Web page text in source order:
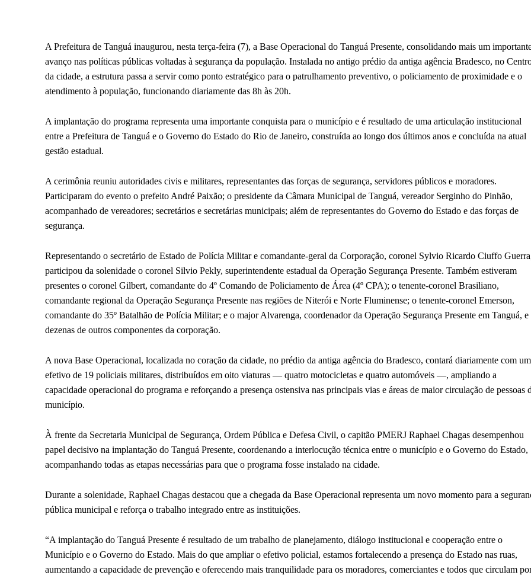
A Prefeitura de Tanguá inaugurou, nesta terça-feira (7), a Base Operacional do Tanguá Presente, consolidando mais um
avanço nas políticas públicas voltadas à segurança da população. Instalada no antigo prédio da antiga agência Bradesco, no
da cidade, a estrutura passa a servir como ponto estratégico para o patrulhamento preventivo, o policiamento de proximidade e o
atendimento à população, funcionando diariamente das 8h às 20h.
A implantação do programa representa uma importante conquista para o município e é resultado de uma articulação institucional
entre a Prefeitura de Tanguá e o Governo do Estado do Rio de Janeiro, construída ao longo dos últimos anos e concluída na atual
gestão estadual.
A cerimônia reuniu autoridades civis e militares, representantes das forças de segurança, servidores públicos e moradores.
Participaram do evento o prefeito André Paixão; o presidente da Câmara Municipal de Tanguá, vereador Serginho do Pinhão,
acompanhado de vereadores; secretários e secretárias municipais; além de representantes do Governo do Estado e das forças de
segurança.
Representando o secretário de Estado de Polícia Militar e comandante-geral da Corporação, coronel Sylvio Ricardo Ciuffo
participou da solenidade o coronel Silvio Pekly, superintendente estadual da Operação Segurança Presente. Também estiveram
presentes o coronel Gilbert, comandante do 4º Comando de Policiamento de Área (4º CPA); o tenente-coronel Brasiliano,
comandante regional da Operação Segurança Presente nas regiões de Niterói e Norte Fluminense; o tenente-coronel Emerson,
comandante do 35º Batalhão de Polícia Militar; e o major Alvarenga, coordenador da Operação Segurança Presente em Tanguá, e
dezenas de outros componentes da corporação.
A nova Base Operacional, localizada no coração da cidade, no prédio da antiga agência do Bradesco, contará diariamente com um
efetivo de 19 policiais militares, distribuídos em oito viaturas — quatro motocicletas e quatro automóveis —, ampliando a
capacidade operacional do programa e reforçando a presença ostensiva nas principais vias e áreas de maior circulação de pessoas
município.
À frente da Secretaria Municipal de Segurança, Ordem Pública e Defesa Civil, o capitão PMERJ Raphael Chagas desempenhou
papel decisivo na implantação do Tanguá Presente, coordenando a interlocução técnica entre o município e o Governo do Estado,
acompanhando todas as etapas necessárias para que o programa fosse instalado na cidade.
Durante a solenidade, Raphael Chagas destacou que a chegada da Base Operacional representa um novo momento para a
pública municipal e reforça o trabalho integrado entre as instituições.
“A implantação do Tanguá Presente é resultado de um trabalho de planejamento, diálogo institucional e cooperação entre o
Município e o Governo do Estado. Mais do que ampliar o efetivo policial, estamos fortalecendo a presença do Estado nas ruas,
aumentando a capacidade de prevenção e oferecendo mais tranquilidade para os moradores, comerciantes e todos que circulam